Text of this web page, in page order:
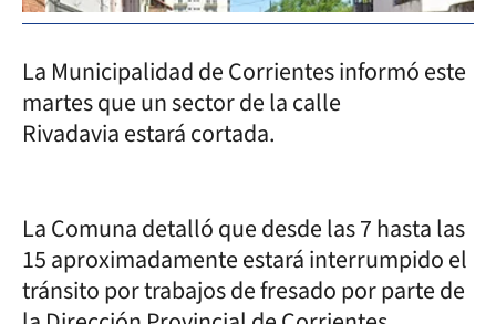
La Municipalidad de Corrientes informó este
martes que un sector de la calle
Rivadavia estará cortada.
La Comuna detalló que desde las 7 hasta las
15 aproximadamente estará interrumpido el
tránsito por trabajos de fresado por parte de